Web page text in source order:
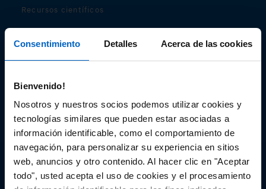
Consentimiento Detalles Acerca de las cookies
Bienvenido!
Nosotros y nuestros socios podemos utilizar cookies y
tecnologías similares que pueden estar asociadas a
información identificable, como el comportamiento de
navegación, para personalizar su experiencia en sitios
web, anuncios y otro contenido. Al hacer clic en "Aceptar
todo", usted acepta el uso de cookies y el procesamiento
Recursos científicos
Audiovisual
Espacio de Información Médica
Este sitio web está orientado a profesionales sanitarios de
España.
SC-ES-CP-00099, SC-ES-CP-00101, SC-ES-AMG145-00103, SC-
ES-CP-00064, SC-ES-CP-00007, SC-ES-CP-00100, SC-ES-